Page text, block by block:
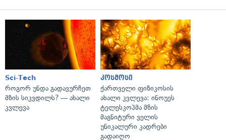
Sci-Tech
როგორ უნდა გადავურჩეთ
მზის სიკვდილს? — ახალი
კვლევა
კოსმოსი
ქართველი ფიზიკოსის
ახალი კვლევა: ინოუეს
ტელესკოპმა მზის
მაგნიტური ველის
უნიკალური კადრები
გადაიღო